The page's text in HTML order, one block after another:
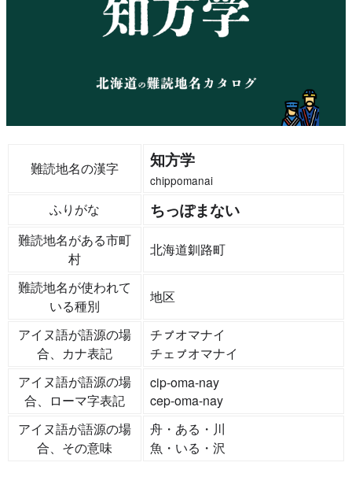
難読地名の漢字 知方学
chippomanai
ふりがな ちっぽまない
難読地名がある市町
村
北海道釧路町
難読地名が使われて
いる種別
地区
アイヌ語が語源の場
合、カナ表記
チㇷ゚オマナイ
チェㇷ゚オマナイ
アイヌ語が語源の場
合、ローマ字表記
cip-oma-nay
cep-oma-nay
アイヌ語が語源の場
合、その意味
舟・ある・川
魚・いる・沢